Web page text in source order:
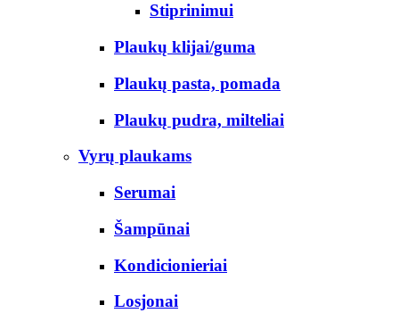
Stiprinimui
Plaukų klijai/guma
Plaukų pasta, pomada
Plaukų pudra, milteliai
Vyrų plaukams
Serumai
Šampūnai
Kondicionieriai
Losjonai